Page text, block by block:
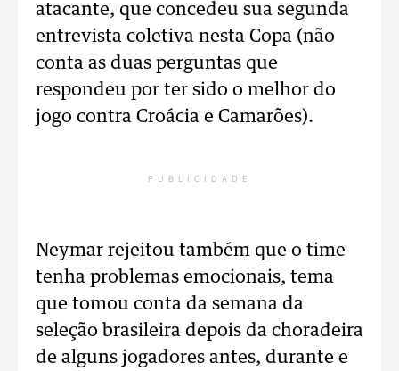
atacante, que concedeu sua segunda
entrevista coletiva nesta Copa (não
conta as duas perguntas que
respondeu por ter sido o melhor do
jogo contra Croácia e Camarões).
PUBLICIDADE
Neymar rejeitou também que o time
tenha problemas emocionais, tema
que tomou conta da semana da
seleção brasileira depois da choradeira
de alguns jogadores antes, durante e